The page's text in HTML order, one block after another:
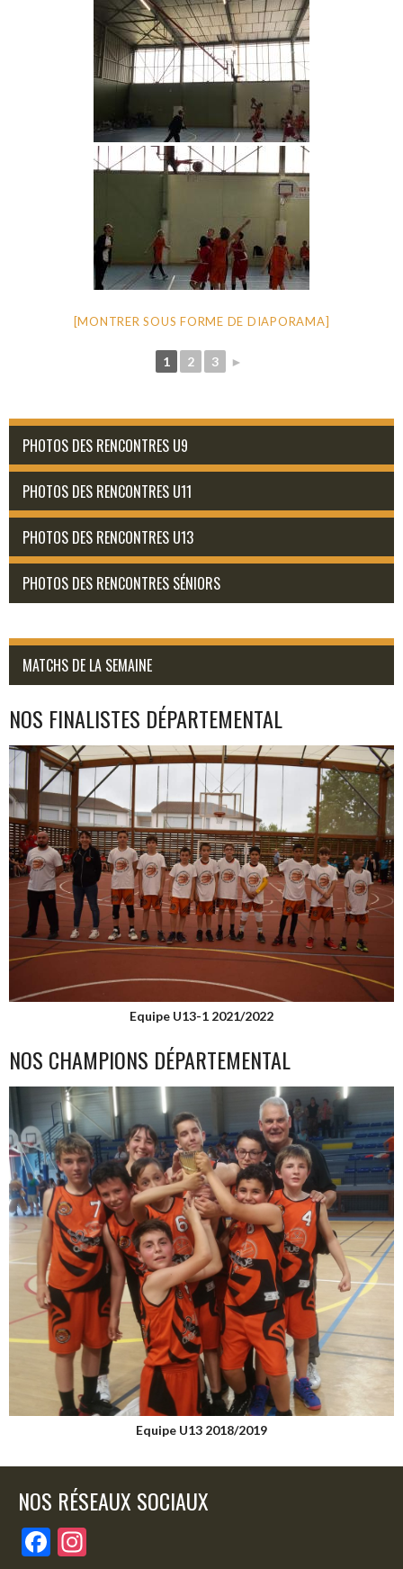
[MONTRER SOUS FORME DE DIAPORAMA]
1 2 3 ►
PHOTOS DES RENCONTRES U9
PHOTOS DES RENCONTRES U11
PHOTOS DES RENCONTRES U13
PHOTOS DES RENCONTRES SÉNIORS
MATCHS DE LA SEMAINE
NOS FINALISTES DÉPARTEMENTAL
Equipe U13-1 2021/2022
NOS CHAMPIONS DÉPARTEMENTAL
Equipe U13 2018/2019
NOS RÉSEAUX SOCIAUX
F